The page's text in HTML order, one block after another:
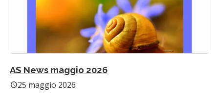
AS News maggio 2026
schedule25 maggio 2026